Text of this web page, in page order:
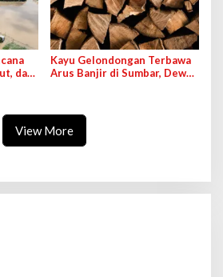
dan
Kayu Gelondongan Terbawa
Arus Banjir di Sumbar, Dewan
View More